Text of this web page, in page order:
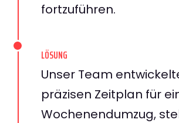
fortzuführen.
LÖSUNG
Unser Team
präzisen Zeitplan für
Wochenendumzug,